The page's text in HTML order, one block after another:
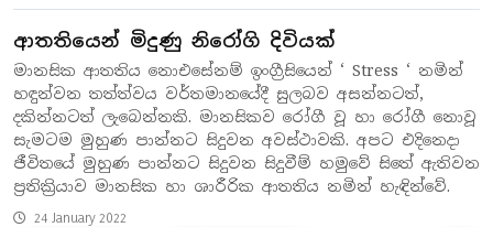
ආතතියෙන් මිදුණු නිරෝගි දිවියක්
මානසික ආතතිය නොඑසේනම් ඉංග්‍රීසියෙන් ‘ Stress ‘ නමින්
හඳුන්වන තත්ත්වය වර්තමානයේදී සුලබව අසන්නටත්,
දකින්නටත් ලැබෙන්නකි. මානසිකව රෝගී වූ හා රෝගී නොවූ
සැමටම මුහුණ පාන්නට සිදුවන අවස්ථාවකි. අපට එදිනෙදා
ජීවිතයේ මුහුණ පාන්නට සිදුවන සිදුවීම් හමුවේ සිතේ ඇතිවන
ප්‍රතික්‍රියාව මානසික හා ශාරීරික ආතතිය නමින් හැඳින්වේ.
24 January 2022